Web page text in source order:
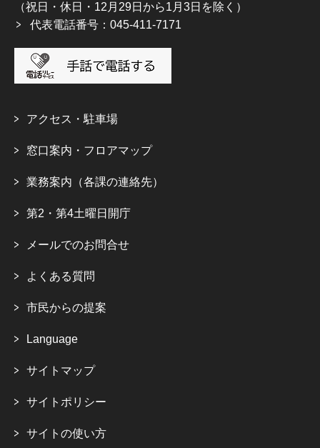
（祝日・休日・12月29日から1月3日を除く）
代表電話番号：045-411-7171
アクセス・駐車場
窓口案内・フロアマップ
業務案内（各課の連絡先）
第2・第4土曜日開庁
メールでのお問合せ
よくある質問
市民からの提案
Language
サイトマップ
サイトポリシー
サイトの使い方